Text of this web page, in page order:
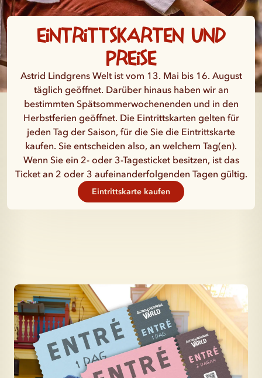
Eintrittskarten und
Preise
Astrid Lindgrens Welt ist vom 13. Mai bis 16. August
täglich geöffnet. Darüber hinaus haben wir an
bestimmten Spätsommerwochenenden und in den
Herbstferien geöffnet. Die Eintrittskarten gelten für
jeden Tag der Saison, für die Sie die Eintrittskarte
kaufen. Sie entscheiden also, an welchem ​​Tag(en).
Wenn Sie ein 2- oder 3-Tagesticket besitzen, ist das
Ticket an 2 oder 3 aufeinanderfolgenden Tagen gültig.
Eintrittskarte kaufen